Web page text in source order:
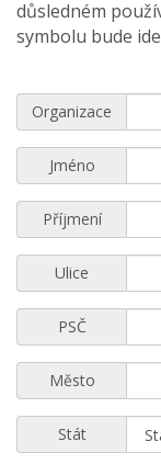
důsledném
symbolu bude
Organizace
Jméno
Příjmení
Ulice
PSČ
Město
Stát